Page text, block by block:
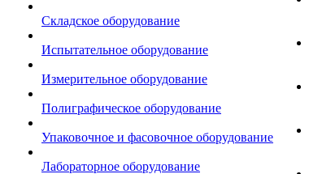
Складское оборудование
Испытательное оборудование
Измерительное оборудование
Полиграфическое оборудование
Упаковочное и фасовочное оборудование
Лабораторное оборудование